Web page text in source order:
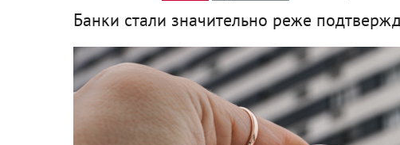
Банки стали значительно реже